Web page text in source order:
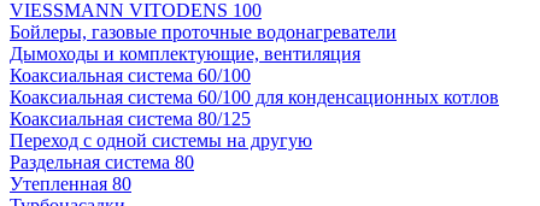
VIESSMANN VITODENS 100
Бойлеры, газовые проточные водонагреватели
Дымоходы и комплектующие, вентиляция
Коаксиальная система 60/100
Коаксиальная система 60/100 для конденсационных котлов
Коаксиальная система 80/125
Переход с одной системы на другую
Раздельная система 80
Утепленная 80